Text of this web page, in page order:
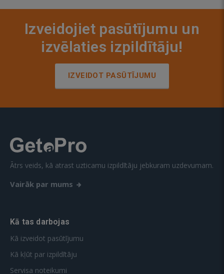
Izveidojiet pasūtījumu un
izvēlaties izpildītāju!
IZVEIDOT PASŪTĪJUMU
Ātrs veids, kā atrast uzticamu izpildītāju jebkuram uzdevumam.
Vairāk par mums
Kā tas darbojas
Kā izveidot pasūtījumu
Kā kļūt par izpildītāju
Servisa noteikumi